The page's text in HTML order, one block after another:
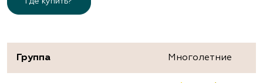
Группа Многолетние